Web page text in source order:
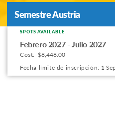
Semestre Austria
Semestre Austria
Apply
to
this
program
SPOTS AVAILABLE
Febrero 2027 - Julio 2027
Cost: $8,448.00
Fecha límite de inscripción: 1